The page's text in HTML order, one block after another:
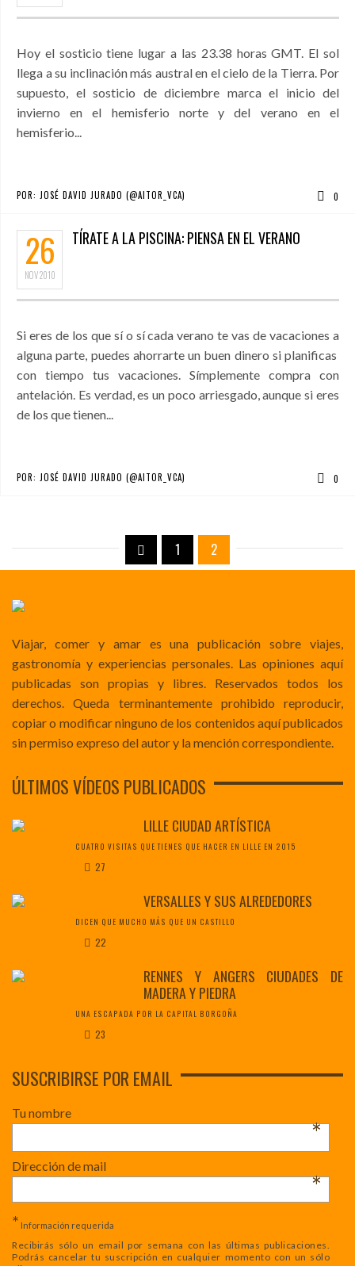
Hoy el sosticio tiene lugar a las 23.38 horas GMT. El sol
llega a su inclinación más austral en el cielo de la Tierra. Por
supuesto, el sosticio de diciembre marca el inicio del
invierno en el hemisferio norte y del verano en el
hemisferio...
POR: JOSÉ DAVID JURADO (@AITOR_VCA) 0
26
NOV2010
TÍRATE A LA PISCINA: PIENSA EN EL VERANO
Si eres de los que sí o sí cada verano te vas de vacaciones a
alguna parte, puedes ahorrarte un buen dinero si planificas
con tiempo tus vacaciones. Símplemente compra con
antelación. Es verdad, es un poco arriesgado, aunque si eres
de los que tienen...
POR: JOSÉ DAVID JURADO (@AITOR_VCA) 0
1 2
Viajar, comer y amar es una publicación sobre viajes,
gastronomía y experiencias personales. Las opiniones aquí
publicadas son propias y libres. Reservados todos los
derechos. Queda terminantemente prohibido reproducir,
copiar o modificar ninguno de los contenidos aquí publicados
sin permiso expreso del autor y la mención correspondiente.
ÚLTIMOS VÍDEOS PUBLICADOS
LILLE CIUDAD ARTÍSTICA
CUATRO VISITAS QUE TIENES QUE HACER EN LILLE EN 2015
27
VERSALLES Y SUS ALREDEDORES
DICEN QUE MUCHO MÁS QUE UN CASTILLO
22
RENNES Y ANGERS CIUDADES DE
MADERA Y PIEDRA
UNA ESCAPADA POR LA CAPITAL BORGOÑA
23
SUSCRIBIRSE POR EMAIL
Tu nombre
*
Dirección de mail
*
* Información requerida
Recibirás sólo un email por semana con las últimas publicaciones.
Podrás cancelar tu suscripción en cualquier momento con un sólo